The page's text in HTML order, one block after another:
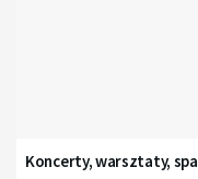
Koncerty, warsztaty,